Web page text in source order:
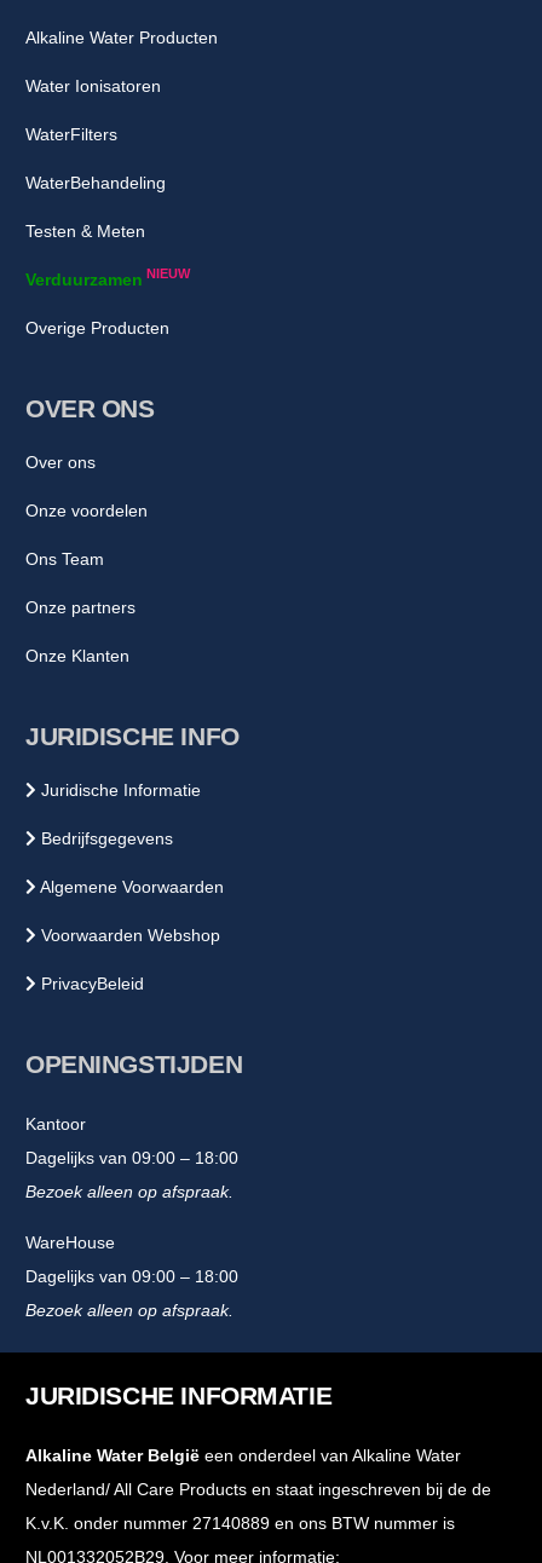
Alkaline Water Producten
Water Ionisatoren
WaterFilters
WaterBehandeling
Testen & Meten
Verduurzamen NIEUW
Overige Producten
OVER ONS
Over ons
Onze voordelen
Ons Team
Onze partners
Onze Klanten
JURIDISCHE INFO
Juridische Informatie
Bedrijfsgegevens
Algemene Voorwaarden
Voorwaarden Webshop
PrivacyBeleid
OPENINGSTIJDEN
Kantoor
Dagelijks van 09:00 – 18:00
Bezoek alleen op afspraak.
WareHouse
Dagelijks van 09:00 – 18:00
Bezoek alleen op afspraak.
JURIDISCHE INFORMATIE
Alkaline Water België een onderdeel van Alkaline Water
Nederland/ All Care Products en staat ingeschreven bij de de
K.v.K. onder nummer 27140889 en ons BTW nummer is
NL001332052B29. Voor meer informatie: